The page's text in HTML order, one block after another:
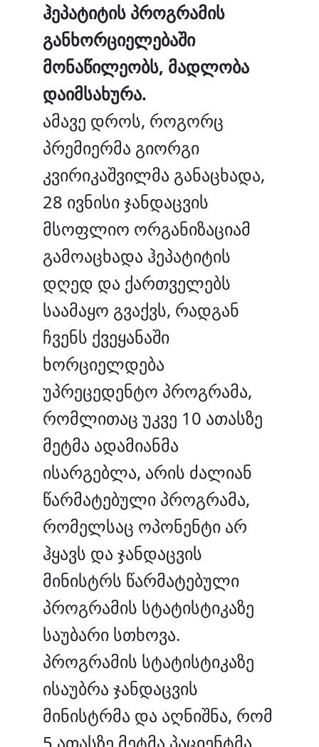
ჰეპატიტის პროგრამის
განხორციელებაში
მონაწილეობს, მადლობა
დაიმსახურა.
ამავე დროს, როგორც
პრემიერმა გიორგი
კვირიკაშვილმა განაცხადა,
28 ივნისი ჯანდაცვის
მსოფლიო ორგანიზაციამ
გამოაცხადა ჰეპატიტის
დღედ და ქართველებს
საამაყო გვაქვს, რადგან
ჩვენს ქვეყანაში
ხორციელდება
უპრეცედენტო პროგრამა,
რომლითაც უკვე 10 ათასზე
მეტმა ადამიანმა
ისარგებლა, არის ძალიან
წარმატებული პროგრამა,
რომელსაც ოპონენტი არ
ჰყავს და ჯანდაცვის
მინისტრს წარმატებული
პროგრამის სტატისტიკაზე
საუბარი სთხოვა.
პროგრამის სტატისტიკაზე
ისაუბრა ჯანდაცვის
მინისტრმა და აღნიშნა, რომ